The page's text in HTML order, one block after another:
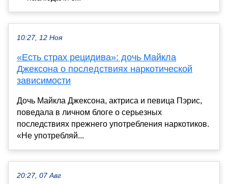
10:27, 12 Ноя
«Есть страх рецидива»: дочь Майкла
Джексона о последствиях наркотической
зависимости
Дочь Майкла Джексона, актриса и певица Пэрис,
поведала в личном блоге о серьезных
последствиях прежнего употребления наркотиков.
«Не употребляй...
20:27, 07 Авг